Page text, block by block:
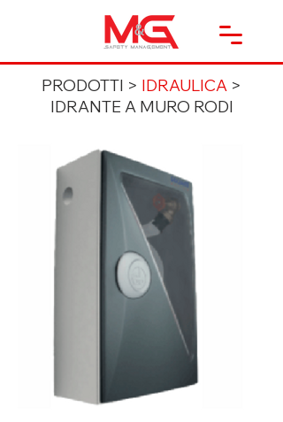
PRODOTTI > IDRAULICA >
IDRANTE A MURO RODI